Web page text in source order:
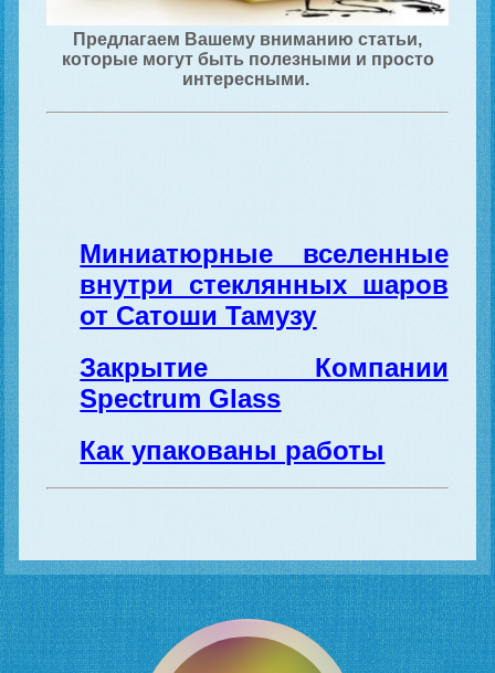
Предлагаем Вашему вниманию статьи,
которые могут быть полезными и просто
интересными.
Миниатюрные вселенные
внутри стеклянных шаров
от Сатоши Тамузу
Закрытие Компании
Spectrum Glass
Как упакованы работы